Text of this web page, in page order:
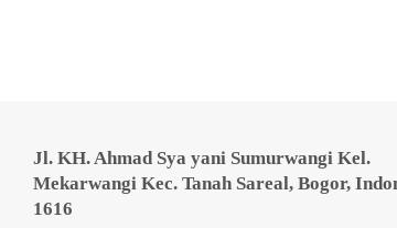
Jl. KH. Ahmad Sya yani Sumurwangi Kel.
Mekarwangi Kec. Tanah Sareal, Bogor,
1616